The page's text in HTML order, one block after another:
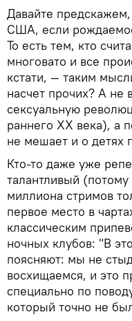
Давайте
США, если
То есть тем, кто
многовато и все
кстати, — таким
насчет прочих? А не
сексуальную
раннего XX века), а
не мешает и о детях
Кто-то даже уже
талантливый
миллиона стримов
первое место в
классическим
ночных клубов: "В
поясняют: мы не
восхищаемся, и это
специально по
который точно не